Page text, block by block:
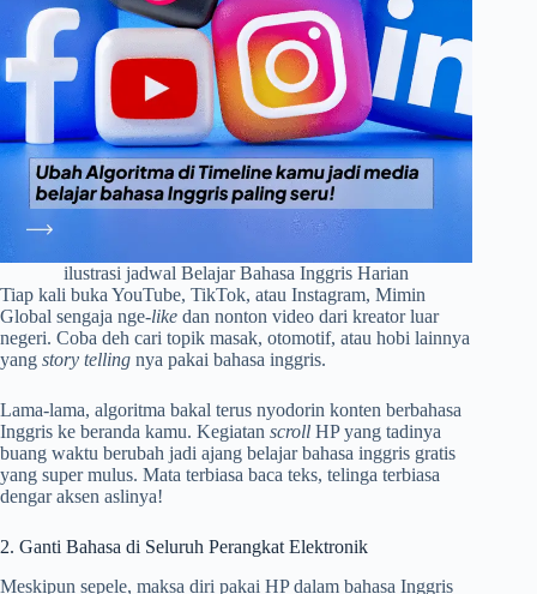
ilustrasi jadwal Belajar Bahasa Inggris Harian
Tiap kali buka YouTube, TikTok, atau Instagram, Mimin
Global sengaja nge-like dan nonton video dari kreator luar
negeri. Coba deh cari topik masak, otomotif, atau hobi lainnya
yang story telling nya pakai bahasa inggris.
Lama-lama, algoritma bakal terus nyodorin konten berbahasa
Inggris ke beranda kamu. Kegiatan scroll HP yang tadinya
buang waktu berubah jadi ajang belajar bahasa inggris gratis
yang super mulus. Mata terbiasa baca teks, telinga terbiasa
dengar aksen aslinya!
2. Ganti Bahasa di Seluruh Perangkat Elektronik
Meskipun sepele, maksa diri pakai HP dalam bahasa Inggris